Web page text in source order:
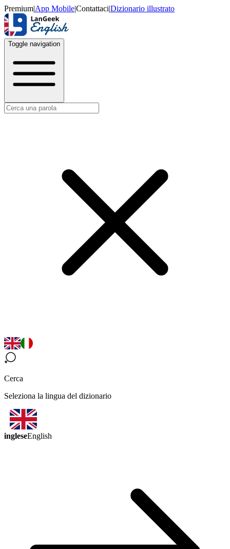
Premium|App Mobile|Contattaci|Dizionario illustrato
Toggle navigation
Cerca
Seleziona la lingua del dizionario
ingleseEnglish